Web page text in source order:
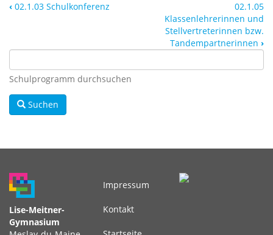
‹ 02.1.03 Schulkonferenz
02.1.05
Klassenlehrerinnen und
Stellvertreterinnen bzw.
Tandempartnerinnen ›
Schulprogramm durchsuchen
Suchen
Lise-Meitner-
Gymnasium
Fußbereichsmenü
Impressum
Kontakt